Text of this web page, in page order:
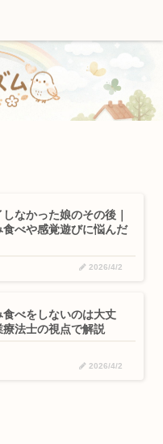
なかった娘のその後｜
食べや感覚遊びに悩んだ
2026/4/2
食べをしないのは大丈
療法士の視点で解説
2026/4/2